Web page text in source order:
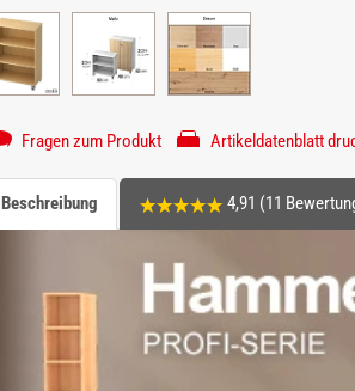
Fragen zum Produkt Artikeldatenblatt
Beschreibung 4,91 (11